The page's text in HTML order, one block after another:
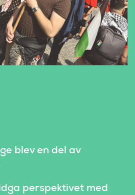
blev en del av
perspektivet med